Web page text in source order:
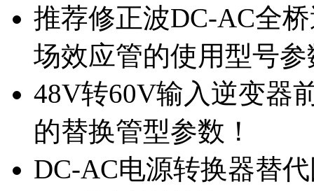
推荐修正波DC-AC全
场效应管的使用型号参
48V转60V输入逆变器
的替换管型参数！
DC-AC电源转换器替